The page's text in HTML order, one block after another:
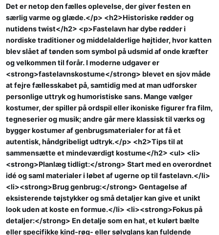
Det er netop den fælles oplevelse, der giver festen en
særlig varme og glæde.</p> <h2>Historiske rødder og
nutidens twist</h2> <p>Fastelavn har dybe rødder i
nordiske traditioner og middelalderlige højtider, hvor katten
blev slået af tønden som symbol på udsmid af onde kræfter
og velkommen til forår. I moderne udgaver er
<strong>fastelavnskostume</strong> blevet en sjov måde
at fejre fællesskabet på, samtidig med at man udforsker
personlige uttryk og humoristiske sans. Mange vælger
kostumer, der spiller på ordspil eller ikoniske figurer fra film,
tegneserier og musik; andre går mere klassisk til værks og
bygger kostumer af genbrugsmaterialer for at få et
autentisk, håndgribeligt udtryk.</p> <h2>Tips til at
sammensætte et mindeværdigt kostume</h2> <ul> <li>
<strong>Planlæg tidligt:</strong> Start med en overordnet
idé og saml materialer i løbet af ugerne op til fastelavn.</li>
<li><strong>Brug genbrug:</strong> Gentagelse af
eksisterende tøjstykker og små detaljer kan give et unikt
look uden at koste en formue.</li> <li><strong>Fokus på
detaljer:</strong> En detalje som en hat, et kulørt bælte
eller specifikke kind-røg- eller sølvglans kan fuldende